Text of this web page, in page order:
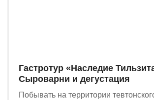
Гастротур «Наследие
Сыроварни и дегустация
Побывать на территории